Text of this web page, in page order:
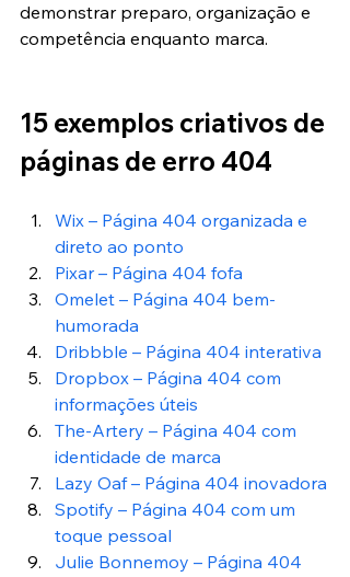
demonstrar preparo, organização e
competência enquanto marca.
15 exemplos criativos de
páginas de erro 404
Wix – Página 404 organizada e
direto ao ponto
Pixar – Página 404 fofa
Omelet – Página 404 bem-
humorada
Dribbble – Página 404 interativa
Dropbox – Página 404 com
informações úteis
The-Artery – Página 404 com
identidade de marca
Lazy Oaf – Página 404 inovadora
Spotify – Página 404 com um
toque pessoal
Julie Bonnemoy – Página 404